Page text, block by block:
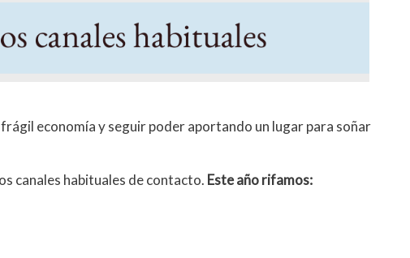
economía y seguir poder aportando un lugar para soñar
canales habituales de contacto. Este año rifamos: